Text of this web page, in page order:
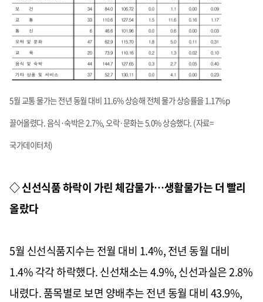
5월 교통 물가는 전년 동월 대비 11.6% 상승해 전체 물가 상승률을 1.17%p
끌어올렸다. 음식·숙박은 2.7%, 오락·문화는 5.0% 상승했다. (자료=
국가데이터처)
◇ 신선식품 하락이 가린 체감물가…생활물가는 더 빨리
올랐다
5월 신선식품지수는 전월 대비 1.4%, 전년 동월 대비
1.4% 각각 하락했다. 신선채소는 4.9%, 신선과실은 2.8%
내렸다. 품목별로 보면 양배추는 전년 동월 대비 43.9%,